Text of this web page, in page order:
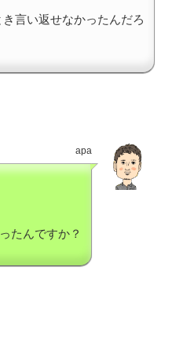
言い返せなかったんだろ
apa
たんですか？